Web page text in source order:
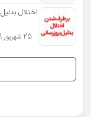
اختلال
25 شهریور 1399 - 19444 بازدید - 6 نظر